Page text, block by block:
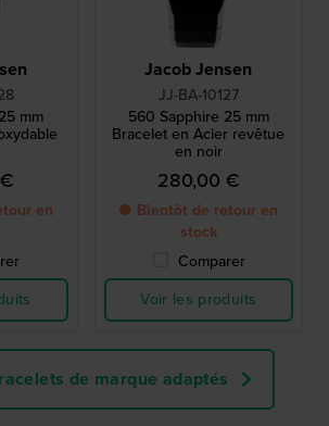
mm
en
Jacob Jensen
JJ-BA-10127
560 Sapphire 25 mm
Bracelet en Acier revêtue
en noir
280,00 €
● Bientôt de retour en
stock
Comparer
Voir les produits
de marque adaptés